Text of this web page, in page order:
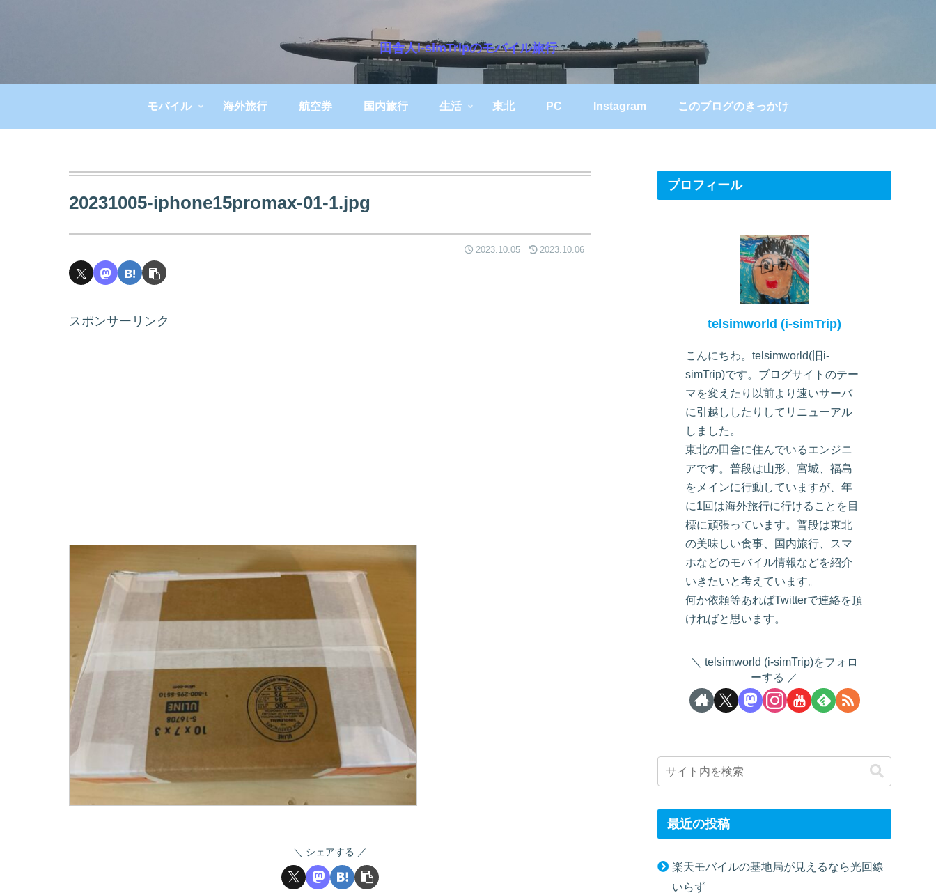
田舎人i-simTripのモバイル旅行
モバイル 海外旅行 航空券 国内旅行 生活 東北 PC Instagram このブログのきっかけ
20231005-iphone15promax-01-1.jpg
2023.10.05 2023.10.06
スポンサーリンク
シェアする
プロフィール
telsimworld (i-simTrip)
こんにちわ。telsimworld(旧i-
simTrip)です。ブログサイトのテー
マを変えたり以前より速いサーバ
に引越ししたりしてリニューアル
しました。
東北の田舎に住んでいるエンジニ
アです。普段は山形、宮城、福島
をメインに行動していますが、年
に1回は海外旅行に行けることを目
標に頑張っています。普段は東北
の美味しい食事、国内旅行、スマ
ホなどのモバイル情報などを紹介
いきたいと考えています。
何か依頼等あればTwitterで連絡を頂
ければと思います。
telsimworld (i-simTrip)をフォロ
ーする
最近の投稿
楽天モバイルの基地局が見えるなら光回線
いらず